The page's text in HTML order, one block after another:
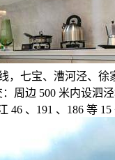
，七宝、漕河泾、
：周边 500 米内设泗
46 、191 、186 等